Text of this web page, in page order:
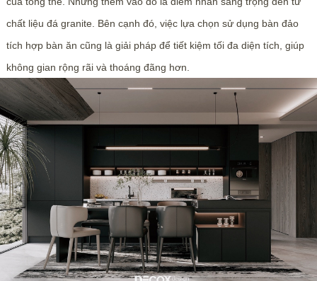
chất liệu đá granite. Bên cạnh đó, việc lựa chọn sử dụng bàn đảo
tích hợp bàn ăn cũng là giải pháp để tiết kiệm tối đa diện tích, giúp
không gian rộng rãi và thoáng đãng hơn.